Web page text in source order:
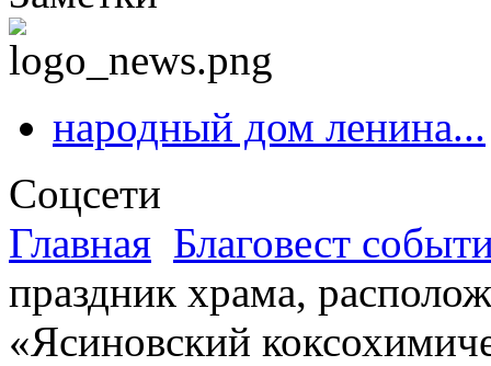
народный дом ленина...
Соцсети
Главная Благовест
праздник храма,
«Ясиновский